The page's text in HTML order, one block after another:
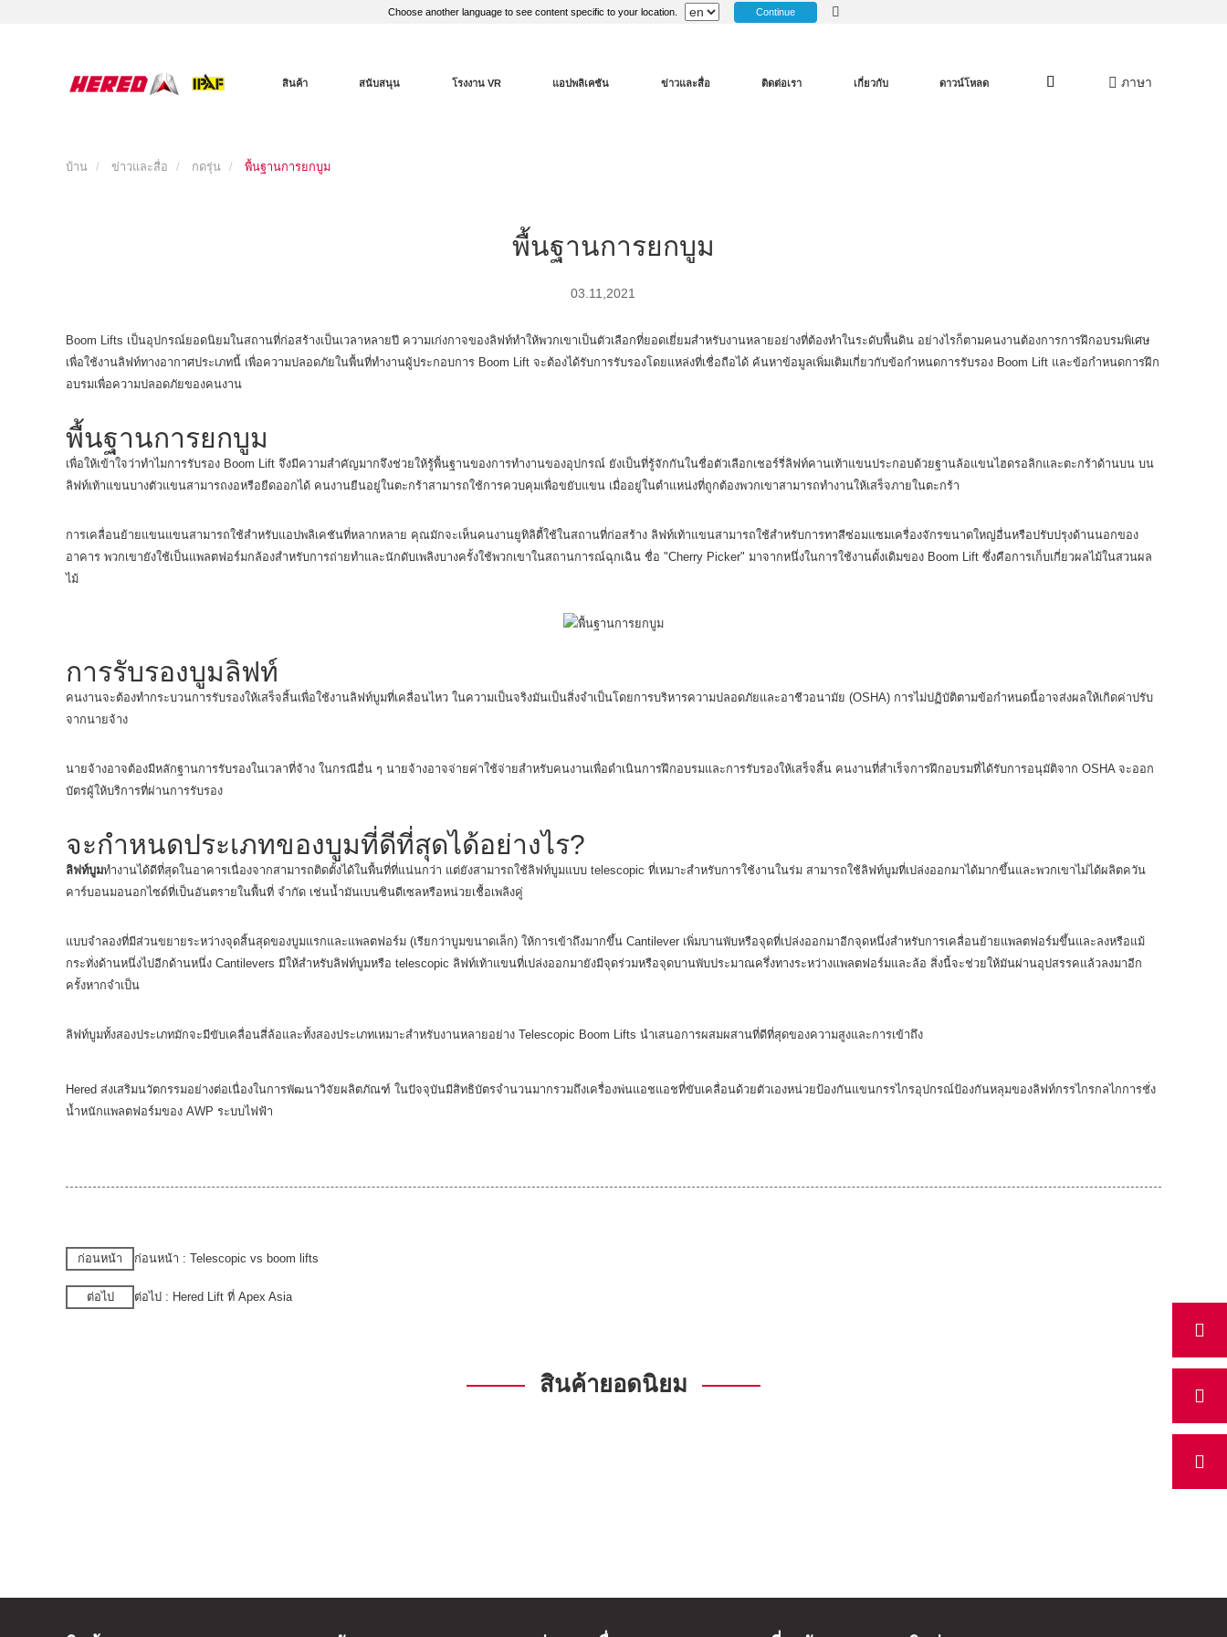
Choose another language to see content specific to your location. Continue
สินค้า สนับสนุน โรงงาน VR แอปพลิเคชัน ข่าวและสื่อ ติดต่อเรา เกี่ยวกับ ดาวน์โหลด ภาษา
บ้าน ข่าวและสื่อ กดรุ่น พื้นฐานการยกบูม
พื้นฐานการยกบูม
03.11,2021
Boom Lifts เป็นอุปกรณ์ยอดนิยมในสถานที่ก่อสร้างเป็นเวลาหลายปี ความเก่งกาจของลิฟท์ทำให้พวกเขาเป็นตัวเลือกที่ยอดเยี่ยมสำหรับงานหลายอย่างที่ต้องทำในระดับพื้นดิน อย่างไรก็ตามคนงานต้องการการฝึกอบรมพิเศษ
เพื่อใช้งานลิฟท์ทางอากาศประเภทนี้ เพื่อความปลอดภัยในพื้นที่ทำงานผู้ประกอบการ Boom Lift จะต้องได้รับการรับรองโดยแหล่งที่เชื่อถือได้ ค้นหาข้อมูลเพิ่มเติมเกี่ยวกับข้อกำหนดการรับรอง Boom Lift และข้อกำหนดการฝึก
อบรมเพื่อความปลอดภัยของคนงาน
พื้นฐานการยกบูม
เพื่อให้เข้าใจว่าทำไมการรับรอง Boom Lift จึงมีความสำคัญมากจึงช่วยให้รู้พื้นฐานของการทำงานของอุปกรณ์ ยังเป็นที่รู้จักกันในชื่อตัวเลือกเชอร์รี่ลิฟท์คานเท้าแขนประกอบด้วยฐานล้อแขนไฮดรอลิกและตะกร้าด้านบน บน
ลิฟท์เท้าแขนบางตัวแขนสามารถงอหรือยืดออกได้ คนงานยืนอยู่ในตะกร้าสามารถใช้การควบคุมเพื่อขยับแขน เมื่ออยู่ในตำแหน่งที่ถูกต้องพวกเขาสามารถทำงานให้เสร็จภายในตะกร้า
การเคลื่อนย้ายแขนแขนสามารถใช้สำหรับแอปพลิเคชันที่หลากหลาย คุณมักจะเห็นคนงานยูทิลิตี้ใช้ในสถานที่ก่อสร้าง ลิฟท์เท้าแขนสามารถใช้สำหรับการทาสีซ่อมแซมเครื่องจักรขนาดใหญ่อื่นหรือปรับปรุงด้านนอกของ
อาคาร พวกเขายังใช้เป็นแพลตฟอร์มกล้องสำหรับการถ่ายทำและนักดับเพลิงบางครั้งใช้พวกเขาในสถานการณ์ฉุกเฉิน ชื่อ "Cherry Picker" มาจากหนึ่งในการใช้งานดั้งเดิมของ Boom Lift ซึ่งคือการเก็บเกี่ยวผลไม้ในสวนผล
ไม้
การรับรองบูมลิฟท์
คนงานจะต้องทำกระบวนการรับรองให้เสร็จสิ้นเพื่อใช้งานลิฟท์บูมที่เคลื่อนไหว ในความเป็นจริงมันเป็นสิ่งจำเป็นโดยการบริหารความปลอดภัยและอาชีวอนามัย (OSHA) การไม่ปฏิบัติตามข้อกำหนดนี้อาจส่งผลให้เกิดค่าปรับ
จากนายจ้าง
นายจ้างอาจต้องมีหลักฐานการรับรองในเวลาที่จ้าง ในกรณีอื่น ๆ นายจ้างอาจจ่ายค่าใช้จ่ายสำหรับคนงานเพื่อดำเนินการฝึกอบรมและการรับรองให้เสร็จสิ้น คนงานที่สำเร็จการฝึกอบรมที่ได้รับการอนุมัติจาก OSHA จะออก
บัตรผู้ให้บริการที่ผ่านการรับรอง
จะกำหนดประเภทของบูมที่ดีที่สุดได้อย่างไร?
ลิฟท์บูมทำงานได้ดีที่สุดในอาคารเนื่องจากสามารถติดตั้งได้ในพื้นที่ที่แน่นกว่า แต่ยังสามารถใช้ลิฟท์บูมแบบ telescopic ที่เหมาะสำหรับการใช้งานในร่ม สามารถใช้ลิฟท์บูมที่เปล่งออกมาได้มากขึ้นและพวกเขาไม่ได้ผลิตควัน
คาร์บอนมอนอกไซด์ที่เป็นอันตรายในพื้นที่ จำกัด เช่นน้ำมันเบนซินดีเซลหรือหน่วยเชื้อเพลิงคู่
แบบจำลองที่มีส่วนขยายระหว่างจุดสิ้นสุดของบูมแรกและแพลตฟอร์ม (เรียกว่าบูมขนาดเล็ก) ให้การเข้าถึงมากขึ้น Cantilever เพิ่มบานพับหรือจุดที่เปล่งออกมาอีกจุดหนึ่งสำหรับการเคลื่อนย้ายแพลตฟอร์มขึ้นและลงหรือแม้
กระทั่งด้านหนึ่งไปอีกด้านหนึ่ง Cantilevers มีให้สำหรับลิฟท์บูมหรือ telescopic ลิฟท์เท้าแขนที่เปล่งออกมายังมีจุดร่วมหรือจุดบานพับประมาณครึ่งทางระหว่างแพลตฟอร์มและล้อ สิ่งนี้จะช่วยให้มันผ่านอุปสรรคแล้วลงมาอีก
ครั้งหากจำเป็น
ลิฟท์บูมทั้งสองประเภทมักจะมีขับเคลื่อนสี่ล้อและทั้งสองประเภทเหมาะสำหรับงานหลายอย่าง Telescopic Boom Lifts นำเสนอการผสมผสานที่ดีที่สุดของความสูงและการเข้าถึง
Hered ส่งเสริมนวัตกรรมอย่างต่อเนื่องในการพัฒนาวิจัยผลิตภัณฑ์ ในปัจจุบันมีสิทธิบัตรจำนวนมากรวมถึงเครื่องพ่นแอชแอชที่ขับเคลื่อนด้วยตัวเองหน่วยป้องกันแขนกรรไกรอุปกรณ์ป้องกันหลุมของลิฟท์กรรไกรกลไกการชั่ง
น้ำหนักแพลตฟอร์มของ AWP ระบบไฟฟ้า
ก่อนหน้า ก่อนหน้า : Telescopic vs boom lifts
ต่อไป ต่อไป : Hered Lift ที่ Apex Asia
สินค้ายอดนิยม